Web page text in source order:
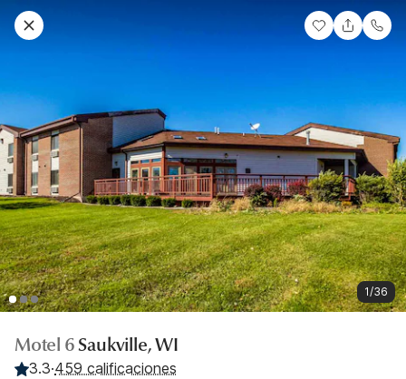
1/36
Motel 6Saukville, WI
3.3·459 calificaciones